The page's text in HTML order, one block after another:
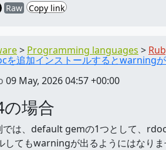
Raw Copy link
Programming languages
を追加インストールするとwarning
09 May, 2026 04:57 +00:00
の場合
では、default gemの1つとして、
してもwarningが出るようにはなりま